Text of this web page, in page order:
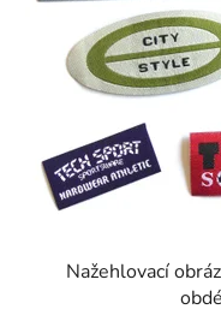
Nažehlovací